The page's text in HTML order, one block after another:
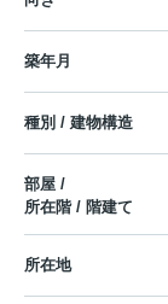
築年月
種別 / 建物構造
部屋 /
所在階 / 階建て
所在地